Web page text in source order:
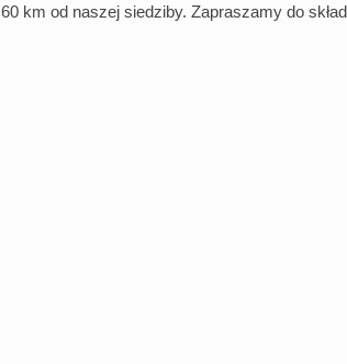
60 km od naszej siedziby. Zapraszamy do